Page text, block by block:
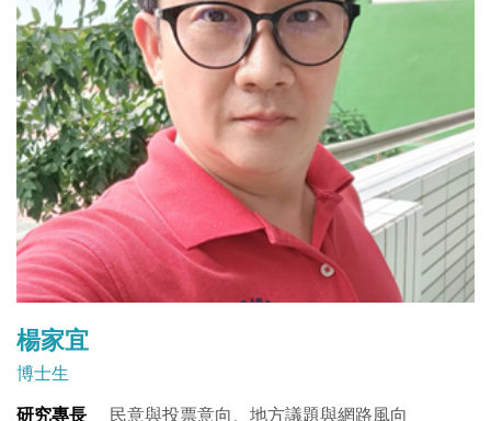
楊家宜
博士生
研究專長 民意與投票意向、地方議題與網路風向